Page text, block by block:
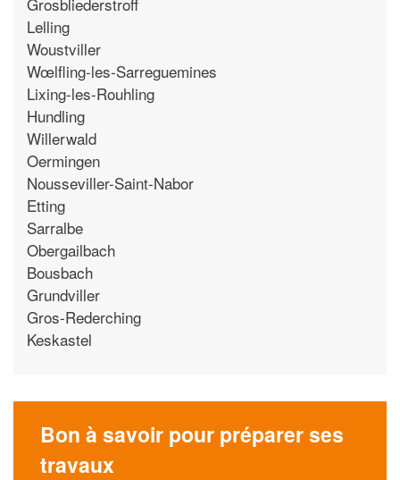
Lelling
Woustviller
Wœlfling-les-Sarreguemines
Lixing-les-Rouhling
Hundling
Willerwald
Oermingen
Nousseviller-Saint-Nabor
Etting
Sarralbe
Obergailbach
Bousbach
Grundviller
Gros-Rederching
Keskastel
Bon à savoir pour préparer ses
travaux